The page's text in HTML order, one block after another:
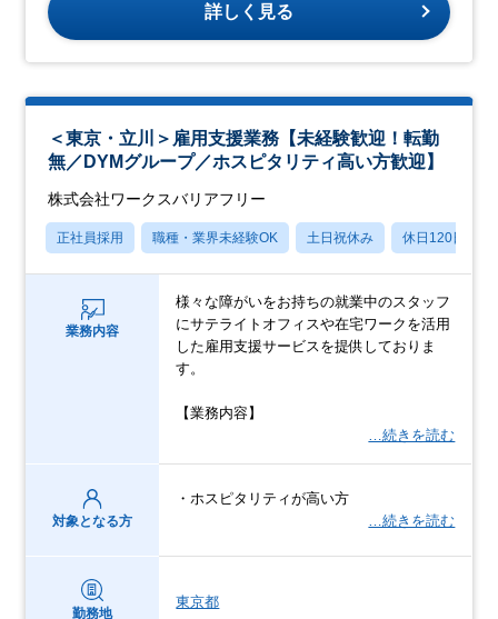
詳しく見る
＜東京・立川＞雇用支援業務【未経験歓迎！転勤
無／DYMグループ／ホスピタリティ高い方歓迎】
株式会社ワークスバリアフリー
正社員採用 職種・業界未経験OK 土日祝休み 休日120日以上
業務内容
様々な障がいをお持ちの就業中のスタッフ
にサテライトオフィスや在宅ワークを活用
した雇用支援サービスを提供しておりま
す。
【業務内容】
…続きを読む
対象となる方
・ホスピタリティが高い方
…続きを読む
勤務地
東京都